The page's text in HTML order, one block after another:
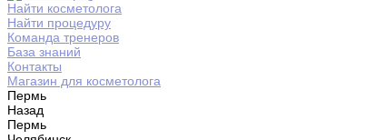
Найти косметолога
Найти процедуру
Команда тренеров
База знаний
Контакты
Магазин для косметолога
Пермь
Назад
Пермь